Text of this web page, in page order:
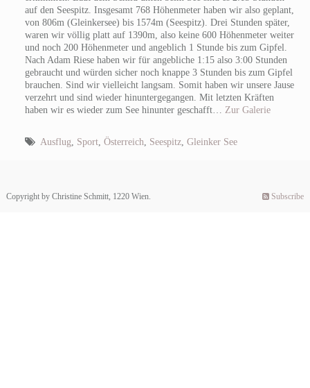
auf den Seespitz. Insgesamt 768 Höhenmeter haben wir also geplant,
von 806m (Gleinkersee) bis 1574m (Seespitz). Drei Stunden später,
waren wir völlig platt auf 1390m, also keine 600 Höhenmeter weiter
und noch 200 Höhenmeter und angeblich 1 Stunde bis zum Gipfel.
Nach Adam Riese haben wir für angebliche 1:15 also 3:00 Stunden
gebraucht und würden sicher noch knappe 3 Stunden bis zum Gipfel
brauchen. Sind wir vielleicht langsam. Somit haben wir unsere Jause
verzehrt und sind wieder hinuntergegangen. Mit letzten Kräften
haben wir es wieder zum See hinunter geschafft… Zur Galerie
Ausflug Sport, Österreich Seespitz, Gleinker See
Copyright by Christine Schmitt, 1220 Wien. Subscribe